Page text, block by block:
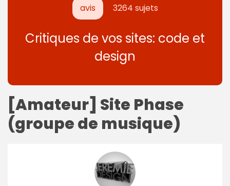
avis 3264 sujets
Critiques de vos sites: code et
design
[Amateur] Site Phase
(groupe de musique)